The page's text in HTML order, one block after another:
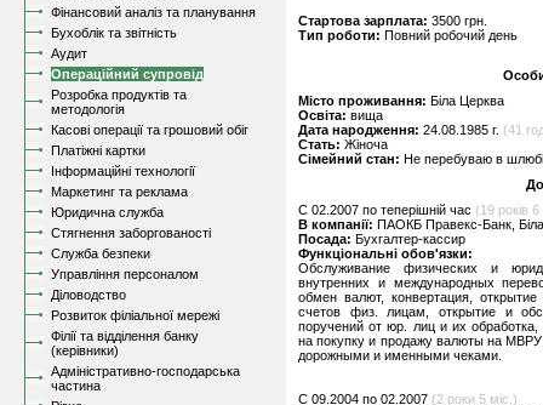
Фінансовий аналіз та планування
Бухоблік та звітність
Аудит
Операційний супровід
Розробка продуктів та
методологія
Касові операції та грошовий обіг
Платіжні картки
Інформаційні технології
Маркетинг та реклама
Юридична служба
Стягнення заборгованості
Служба безпеки
Управління персоналом
Діловодство
Розвиток філіальної мережі
Філії та відділення банку
(керівники)
Адміністративно-господарська
частина
Стартова зарплата: 3500 грн.
Тип роботи: Повний робочий день
Місто проживання: Біла Церква
Освіта: вища
Дата народження: 24.08.1985 г. (41
Стать: Жіноча
Сімейний стан: Не перебуваю в
C 02.2007 по теперішній час (19 років 6
В компанії: ПАОКБ Правекс-Банк,
Посада: Бухгалтер-кассир
Функціональні обов'язки:
Обслуживание физических и
внутренних и международных
обмен валют, конвертация,
счетов физ. лицам, открытие и
поручений от юр. лиц и их
на покупку и продажу валюты на
дорожными и именными чеками.
C 09.2004 по 02.2007 (2 роки 5 міс.)